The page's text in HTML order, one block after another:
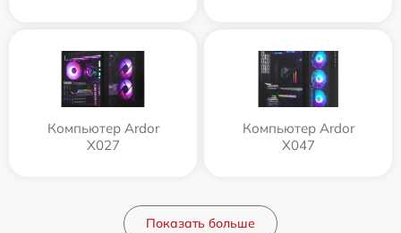
Компьютер Ardor
X027
Компьютер Ardor
X047
Показать больше